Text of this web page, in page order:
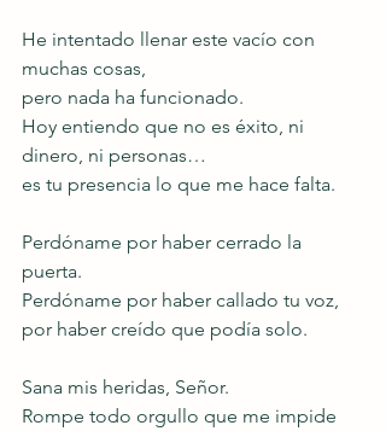
He intentado llenar este vacío con
muchas cosas,
pero nada ha funcionado.
Hoy entiendo que no es éxito, ni
dinero, ni personas…
es tu presencia lo que me hace falta.
Perdóname por haber cerrado la
puerta.
Perdóname por haber callado tu voz,
por haber creído que podía solo.
Sana mis heridas, Señor.
Rompe todo orgullo que me impide